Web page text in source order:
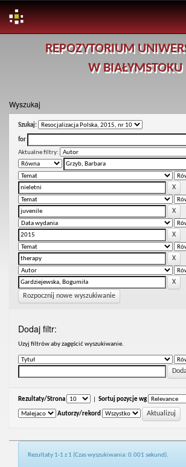
REPOZYTORIUM
W BIAŁYMSTOKU
Wyszukaj
Szukaj:
for
Aktualne filtry:
Rozpocznij nowe wyszukiwanie
Dodaj filtr:
Uzyj filtrów aby zagęścić wyszukiwanie.
Rezultaty/Strona Sortuj pozycje wg
Autorzy/rekord
Rezultaty 1-1 z 1 (Czas wyszukiwania: 0.001 sekund).